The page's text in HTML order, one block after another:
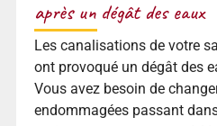
après un dégât des eaux
Les canalisations de votre
ont provoqué un dégât des
Vous avez besoin de
endommagées passant